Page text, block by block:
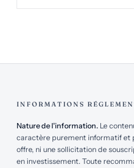
choisie.
Equity éligibles au remploi
Caler avec votre cabinet
cohérence avec votre
situation de résultat et
essentielle. Une
INFORMATIONS
Nature de l'information. Le
caractère purement informatif et
offre, ni une sollicitation de
en investissement. Toute